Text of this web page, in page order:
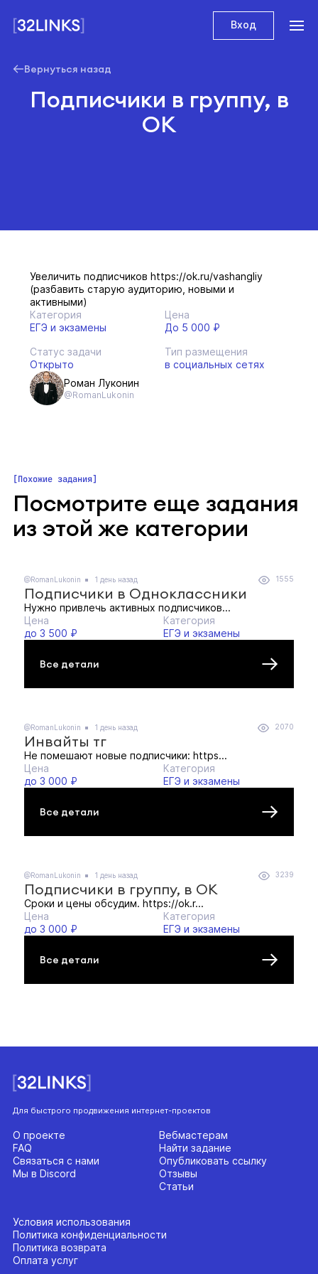
Вход
Вернуться назад
Подписчики в группу, в
ОК
Увеличить подписчиков https://ok.ru/vashangliy
(разбавить старую аудиторию, новыми и
активными)
Категория
ЕГЭ и экзамены
Цена
До 5 000 ₽
Статус задачи
Открыто
Тип размещения
в социальных сетях
Роман Луконин
@RomanLukonin
Похожие задания
Посмотрите еще задания
из этой же категории
@RomanLukonin 1 день назад 1555
Подписчики в Одноклассники
Нужно привлечь активных подписчиков...
Цена
до 3 500 ₽
Категория
ЕГЭ и экзамены
Все детали
@RomanLukonin 1 день назад 2070
Инвайты тг
Не помешают новые подписчики: https...
Цена
до 3 000 ₽
Категория
ЕГЭ и экзамены
Все детали
@RomanLukonin 1 день назад 3239
Подписчики в группу, в ОК
Сроки и цены обсудим. https://ok.r...
Цена
до 3 000 ₽
Категория
ЕГЭ и экзамены
Все детали
Для быстрого продвижения интернет-проектов
Вебмастерам
Найти задание
Опубликовать ссылку
Отзывы
Статьи
О проекте
FAQ
Связаться с нами
Мы в Discord
Условия использования
Политика конфиденциальности
Политика возврата
Оплата услуг